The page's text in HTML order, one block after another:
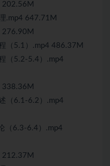
202.56M
.mp4 647.71M
276.90M
（5.1）.mp4 486.37M
（5.2-5.4）.mp4
338.36M
（6.1-6.2）.mp4
（6.3-6.4）.mp4
212.37M